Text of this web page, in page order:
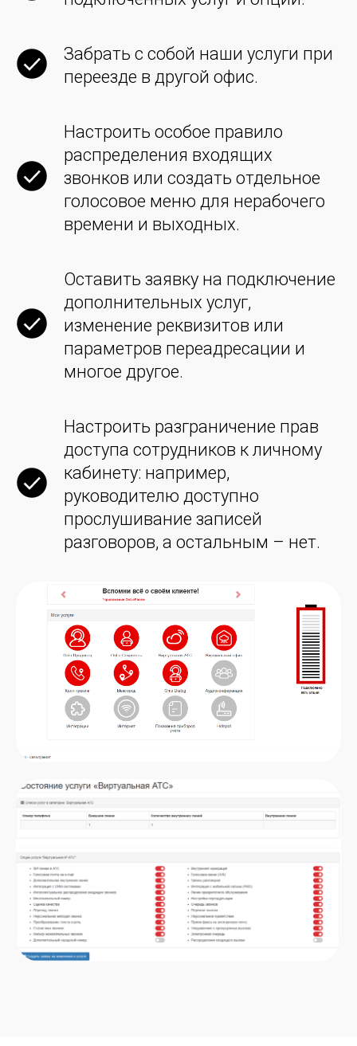
Забрать с собой наши услуги при
переезде в другой офис.
Настроить особое правило
распределения входящих
звонков или создать отдельное
голосовое меню для нерабочего
времени и выходных.
Оставить заявку на подключение
дополнительных услуг,
изменение реквизитов или
параметров переадресации и
многое другое.
Настроить разграничение прав
доступа сотрудников к личному
кабинету: например,
руководителю доступно
прослушивание записей
разговоров, а остальным – нет.